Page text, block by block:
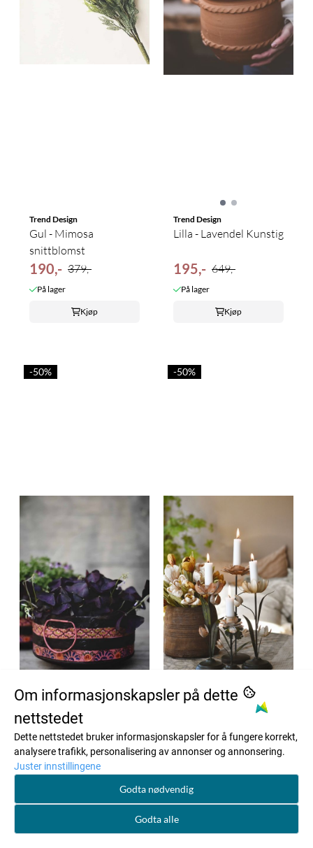
Trend Design
Gul - Mimosa
snittblomst
190,- 379,-
På lager
Kjøp
Trend Design
Lilla - Lavendel Kunstig
195,- 649,-
På lager
Kjøp
-50%
Trend Design
-50%
Trend Design
Om informasjonskapsler på dette
nettstedet
Dette nettstedet bruker informasjonskapsler for å fungere korrekt,
analysere trafikk, personalisering av annonser og annonsering.
Juster innstillingene
Godta nødvendig
Godta alle